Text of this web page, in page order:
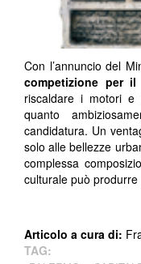
Con l’annuncio del
competizione per il
riscaldare i motori e
quanto
candidatura. Un
solo alle bellezze
complessa
culturale può
Articolo a cura di:
TAG: